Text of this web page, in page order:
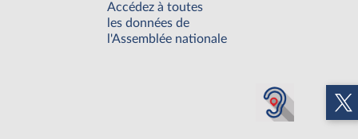
Accédez à toutes
les données de
l'Assemblée nationale